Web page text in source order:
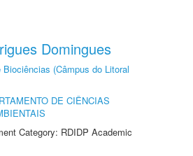
Domingues
(Câmpus do Litoral
DE CIÊNCIAS
Category: RDIDP Academic